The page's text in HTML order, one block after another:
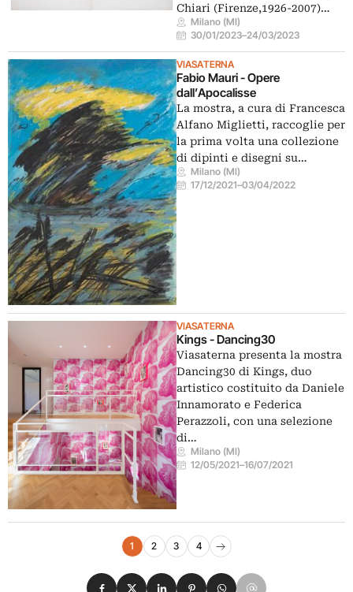
Chiari (Firenze,1926-2007)…
Milano (MI)
30/01/2023–24/03/2023
VIASATERNA
Fabio Mauri - Opere
dall’Apocalisse
La mostra, a cura di Francesca
Alfano Miglietti, raccoglie per
la prima volta una collezione
di dipinti e disegni su…
Milano (MI)
17/12/2021–03/04/2022
VIASATERNA
Kings - Dancing30
Viasaterna presenta la mostra
Dancing30 di Kings, duo
artistico costituito da Daniele
Innamorato e Federica
Perazzoli, con una selezione
di…
Milano (MI)
12/05/2021–16/07/2021
Navigazione eventi
1 2 3 4
Pagina successiva
Condividi su Facebook
Condividi su X
Condividi su LinkedIn
Condividi su Pinterest
Condividi su WhatsApp
Condividi su Email